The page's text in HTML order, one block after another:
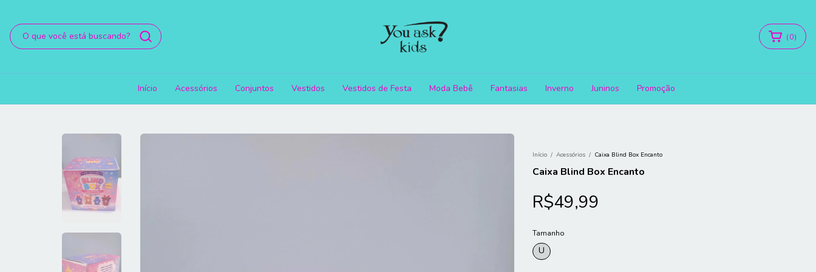
(0)
Início Acessórios Conjuntos Vestidos Vestidos de Festa Moda Bebê Fantasias Inverno Juninos Promoção
Início / Acessórios / Caixa Blind Box Encanto
Caixa Blind Box Encanto
R$49,99
Tamanho
U